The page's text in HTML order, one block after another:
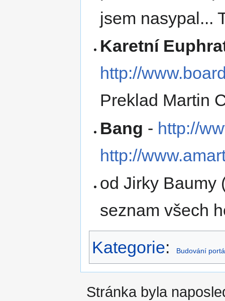
jsem nasypal...
Karetní
http://
Preklad Martin
Bang - http://
http://
od Jirky Baumy
seznam všech
Kategorie: Budování
Stránka byla